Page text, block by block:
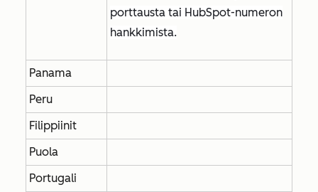
porttausta tai HubSpot-numeron
hankkimista.
Panama
Peru
Filippiinit
Puola
Portugali